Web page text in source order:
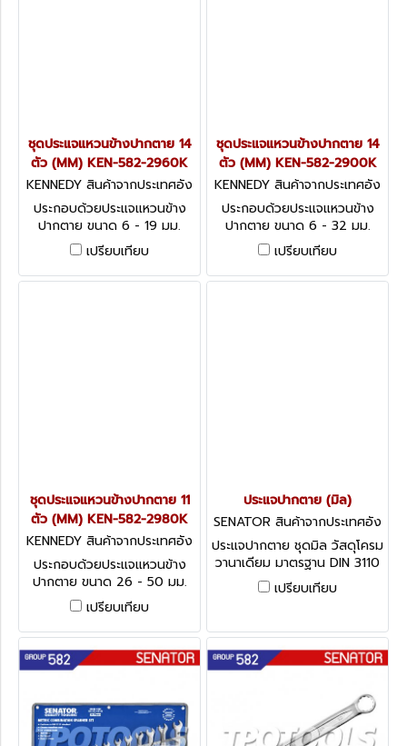
ชุดประแจแหวนข้างปากตาย 14
ตัว (MM) KEN-582-2960K
KENNEDY สินค้าจากประเทศอัง
กฤษ KEN-582-2960K
ประกอบด้วยประแจแหวนข้าง
ปากตาย ขนาด 6 - 19 มม.
Kennedy Spanner Set -
Metric
เปรียบเทียบ
ชุดประแจแหวนข้างปากตาย 14
ตัว (MM) KEN-582-2900K
KENNEDY สินค้าจากประเทศอัง
กฤษ KEN-582-2900K
ประกอบด้วยประแจแหวนข้าง
ปากตาย ขนาด 6 - 32 มม.
Kennedy Spanner Set -
Metric
เปรียบเทียบ
ชุดประแจแหวนข้างปากตาย 11
ตัว (MM) KEN-582-2980K
KENNEDY สินค้าจากประเทศอัง
กฤษ KEN-582-2980K
ประกอบด้วยประแจแหวนข้าง
ปากตาย ขนาด 26 - 50 มม.
Kennedy Professional
Combination Spanners
เปรียบเทียบ
ประแจปากตาย (มิล)
SENATOR สินค้าจากประเทศอัง
กฤษ SEN-582-4700K
ประแจปากตาย ชุดมิล วัสดุโครม
วานาเดียม มาตรฐาน DIN 3110
Senator C/V Open-Ended
Spanner
เปรียบเทียบ